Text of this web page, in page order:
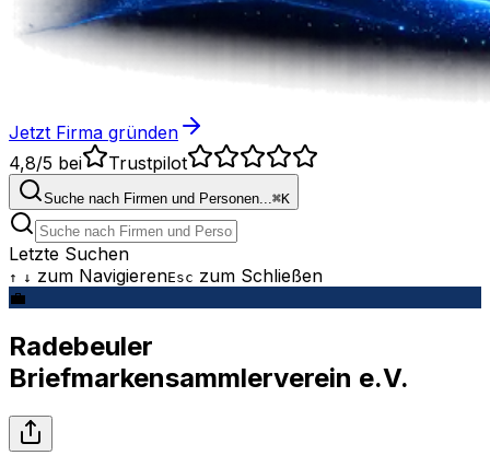
Jetzt Firma gründen
4,8/5 bei Trustpilot
Suche nach Firmen und Personen...⌘K
Letzte Suchen
↑ ↓ zum NavigierenEsc zum Schließen
💼
Radebeuler
Briefmarkensammlerverein e.V.